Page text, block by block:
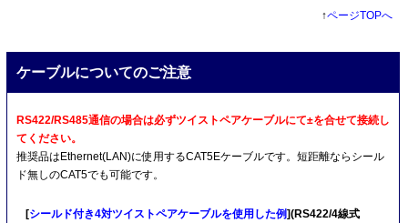
↑ページTOPへ
ケーブルについてのご注意
RS422/RS485通信の場合は必ずツイストペアケーブルにて±を合せて接続し
てください。
推奨品はEthernet(LAN)に使用するCAT5Eケーブルです。短距離ならシール
ド無しのCAT5でも可能です。
[シールド付き4対ツイストペアケーブルを使用した例](RS422/4線式